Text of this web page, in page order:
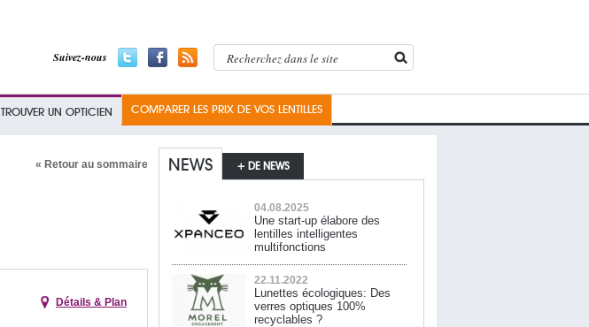
Suivez-nous
TROUVER UN OPTICIEN COMPARER LES PRIX DE VOS LENTILLES
« Retour au sommaire
Détails & Plan
NEWS + DE NEWS
04.08.2025
Une start-up élabore des
lentilles intelligentes
multifonctions
22.11.2022
Lunettes écologiques: Des
verres optiques 100%
recyclables ?